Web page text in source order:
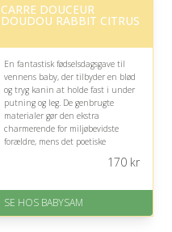
på 4.6 ud af 5
CARRE DOUCEUR
DOUDOU RABBIT CITRUS
En fantastisk fødselsdagsgave til
vennens baby, der tilbyder en blød
og tryg kanin at holde fast i under
putning og leg. De genbrugte
materialer gør den ekstra
charmerende for miljøbevidste
forældre, mens det poetiske
På lager
Levering: 1-2 dages levering
170kr
SE HOS BABYSAM